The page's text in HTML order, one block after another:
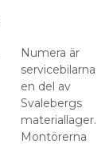
Numera är
servicebilarna
en del av
Svalebergs
materiallager.
Montörerna